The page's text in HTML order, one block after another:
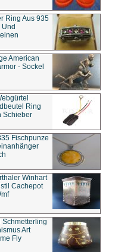
Ring Aus 935
American
- Sockel
Ring
Schieber
Fischpunze
Winhart
Cachepot
Schmetterling
Art
Fly